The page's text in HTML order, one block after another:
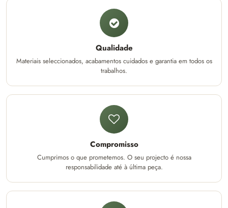
Qualidade
Materiais seleccionados, acabamentos cuidados e garantia em todos os
trabalhos.
Compromisso
Cumprimos o que prometemos. O seu projecto é nossa
responsabilidade até à última peça.